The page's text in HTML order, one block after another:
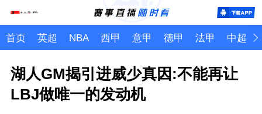
首页 英超 NBA 西甲 意甲 德甲 法甲 中超
湖人GM揭引进威少真因:不能再让
LBJ做唯一的发动机